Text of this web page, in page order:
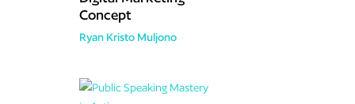
Concept
Ryan Kristo Muljono